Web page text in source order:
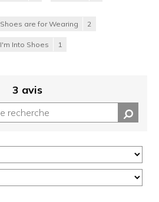
Shoes are for Wearing 2
I'm Into Shoes 1
3 avis